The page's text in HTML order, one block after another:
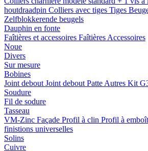
houtdraadpin Colliers avec tiges Tiges
Zelfblokkerende beugels
Dauphin en fonte
Faîtières et accessoires Faîtières Accessoires
Noue
Divers
Sur mesure
Bobines
Joint debout Joint debout Patte Autres Kit
Soudure
Fil de sodure
Tasseau
VM-Zinc Façade Profil à clin Profil à
finistions universelles
Solins
Cuivre